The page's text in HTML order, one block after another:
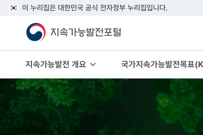
이 누리집은 대한민국 공식 전자정부 누리집입니다.
지속가능발전 개요 국가지속가능발전목표